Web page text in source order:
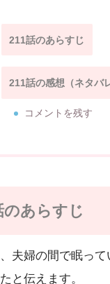
211話のあらすじ
211話の感想（ネタバ
コメントを残す
のあらすじ
夫婦の間で眠っ
と伝えます。